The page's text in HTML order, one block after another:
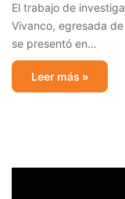
El trabajo de
Vivanco, egresada
se presentó en…
Leer más »